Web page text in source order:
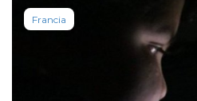
Francia